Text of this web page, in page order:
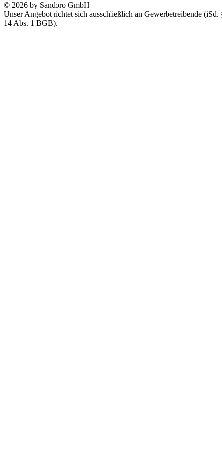
© 2026 by Sandoro GmbH
Unser Angebot richtet sich ausschließlich an Gewerbetreibende (iSd.
14 Abs. 1 BGB).